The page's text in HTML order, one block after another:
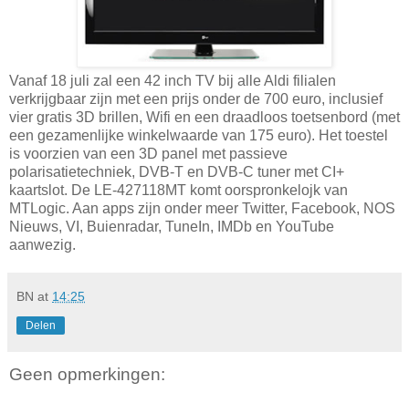
Vanaf 18 juli zal een 42 inch TV bij alle Aldi filialen
verkrijgbaar zijn met een prijs onder de 700 euro, inclusief
vier gratis 3D brillen, Wifi en een draadloos toetsenbord (met
een gezamenlijke winkelwaarde van 175 euro). Het toestel
is voorzien van een 3D panel met passieve
polarisatietechniek, DVB-T en DVB-C tuner met CI+
kaartslot. De LE-427118MT komt oorspronkelojk van
MTLogic. Aan apps zijn onder meer Twitter, Facebook, NOS
Nieuws, VI, Buienradar, TuneIn, IMDb en YouTube
aanwezig.
BN at 14:25
Delen
Geen opmerkingen: